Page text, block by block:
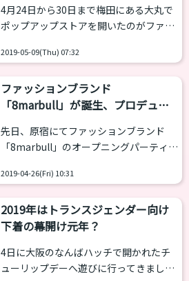
胸下の肋骨部分をはじめスリーサイズが
女性並みの方でもトランスにとって鬼
門！！ひっかかるドレスがほとんどなん
ですね。 海老澤 亜美????/男の娘アイド
ライブは来年2...
4月24日から30日まで梅田にある大丸で
ポップアップストアを開いたのがファッ
「ジェンダーフリーな可愛いお洋服」を
松村さんは昨年秋の乙女塾交流会にも参
加してくださった。その時に試作品だっ
ァンディングで製作資金を集め予想以上
の反響を得た。 見た目はまるでスカート
の下にはく「パニエ」と似ているが、腰
回りとお尻にボリュームを持たせ一方で
れて...
2019-05-09(Thu) 07:32
ファッションブランド
「8marbull」が誕生、プロデュー
先日、原宿にてファッションブランド
「8marbull」のオープニングパーティが
た。 「8marbull」とは、イオングルー
ルブランドで、ジェンダーフリーをテー
マに「LGBTQ」向けのアプローチをする
ファッションに対する“課題”や“不満”を
解決し、誰もがファッションを楽しめる
2019-04-26(Fri) 10:31
2019年はトランスジェンダー向け
下着の幕開け元年？
4日に大阪のなんばハッチで開かれたチ
ューリップデーへ遊びに行ってきまし